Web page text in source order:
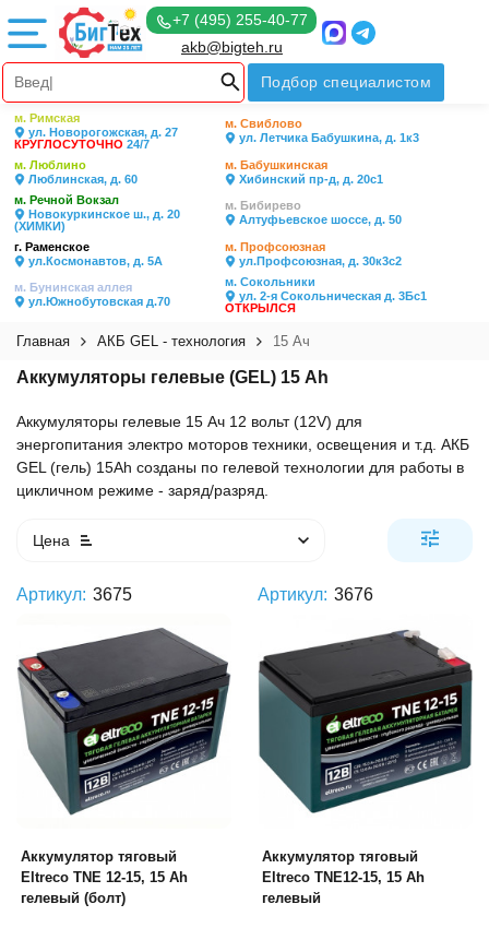
+7 (495) 255-40-77
akb@bigteh.ru
Подбор специалистом
м. Римская
ул. Новорогожская, д. 27
КРУГЛОСУТОЧНО 24/7
м. Свиблово
ул. Летчика Бабушкина, д. 1к3
м. Люблино
Люблинская, д. 60
м. Бабушкинская
Хибинский пр-д, д. 20с1
м. Речной Вокзал
Новокуркинское ш., д. 20
(ХИМКИ)
м. Бибирево
Алтуфьевское шоссе, д. 50
г. Раменское
ул.Космонавтов, д. 5А
м. Профсоюзная
ул.Профсоюзная, д. 30к3с2
м. Бунинская аллея
ул.Южнобутовская д.70
м. Сокольники
ул. 2-я Сокольническая д. 3Бс1
ОТКРЫЛСЯ
Главная АКБ GEL - технология 15 Ач
Аккумуляторы гелевые (GEL) 15 Ah
Аккумуляторы гелевые 15 Ач 12 вольт (12V) для
энергопитания электро моторов техники, освещения и т.д. АКБ
GEL (гель) 15Ah созданы по гелевой технологии для работы в
цикличном режиме - заряд/разряд.
Цена
Артикул: 3675
Аккумулятор тяговый
Eltreco TNE 12-15, 15 Ah
гелевый (болт)
Артикул: 3676
Аккумулятор тяговый
Eltreco TNE12-15, 15 Ah
гелевый